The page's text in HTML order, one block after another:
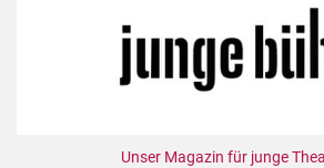
Unser Magazin für junge